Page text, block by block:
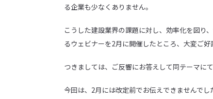
る企業も少なくありません。
こうした建設業界の課題に対し、効率化を図
るウェビナーを2月に開催したところ、大変ご
つきましては、ご反響にお答えして同テーマに
今回は、2月には改定前でお伝えできませんで